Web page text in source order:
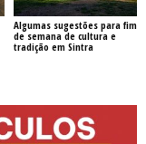
Algumas sugestões para fim
de semana de cultura e
tradição em Sintra